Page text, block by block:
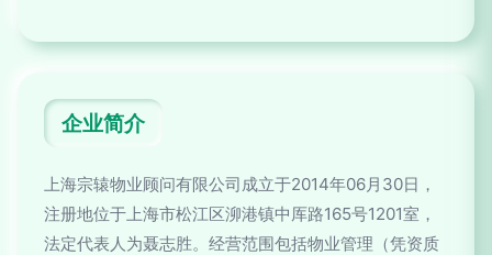
企业简介
上海宗辕物业顾问有限公司成立于2014年06月30日，
注册地位于上海市松江区泖港镇中厍路165号1201室，
法定代表人为聂志胜。经营范围包括物业管理（凭资质